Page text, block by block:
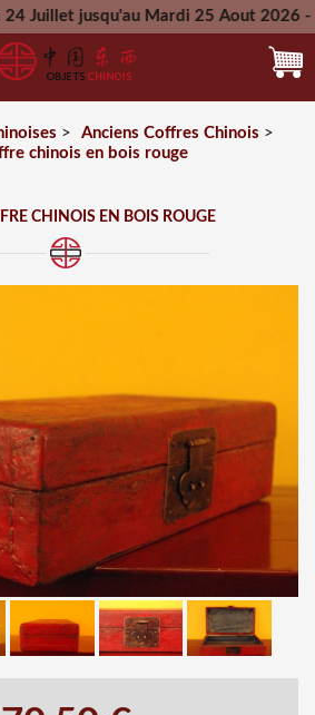
jusqu'au Mardi 25 Aout 2026 -
Mercredi 26 Aout 2026
> Anciens Coffres Chinois >
chinois en bois rouge
CHINOIS EN BOIS ROUGE